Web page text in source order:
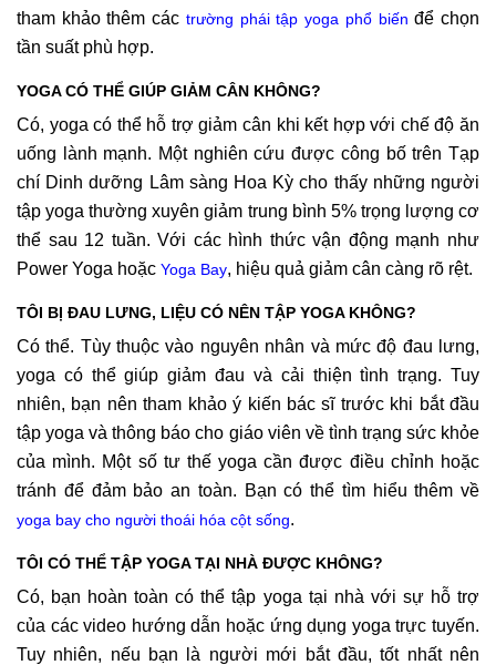
tham khảo thêm các trường phái tập yoga phổ biến để chọn
tần suất phù hợp.
YOGA CÓ THỂ GIÚP GIẢM CÂN KHÔNG?
Có, yoga có thể hỗ trợ giảm cân khi kết hợp với chế độ ăn
uống lành mạnh. Một nghiên cứu được công bố trên Tạp
chí Dinh dưỡng Lâm sàng Hoa Kỳ cho thấy những người
tập yoga thường xuyên giảm trung bình 5% trọng lượng cơ
thể sau 12 tuần. Với các hình thức vận động mạnh như
Power Yoga hoặc Yoga Bay, hiệu quả giảm cân càng rõ rệt.
TÔI BỊ ĐAU LƯNG, LIỆU CÓ NÊN TẬP YOGA KHÔNG?
Có thể. Tùy thuộc vào nguyên nhân và mức độ đau lưng,
yoga có thể giúp giảm đau và cải thiện tình trạng. Tuy
nhiên, bạn nên tham khảo ý kiến bác sĩ trước khi bắt đầu
tập yoga và thông báo cho giáo viên về tình trạng sức khỏe
của mình. Một số tư thế yoga cần được điều chỉnh hoặc
tránh để đảm bảo an toàn. Bạn có thể tìm hiểu thêm về
yoga bay cho người thoái hóa cột sống.
TÔI CÓ THỂ TẬP YOGA TẠI NHÀ ĐƯỢC KHÔNG?
Có, bạn hoàn toàn có thể tập yoga tại nhà với sự hỗ trợ
của các video hướng dẫn hoặc ứng dụng yoga trực tuyến.
Tuy nhiên, nếu bạn là người mới bắt đầu, tốt nhất nên